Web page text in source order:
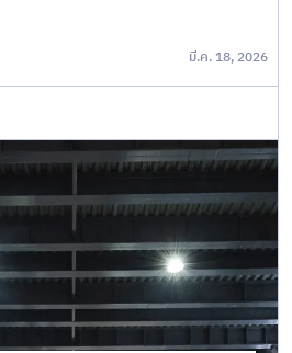
มี.ค. 18, 2026